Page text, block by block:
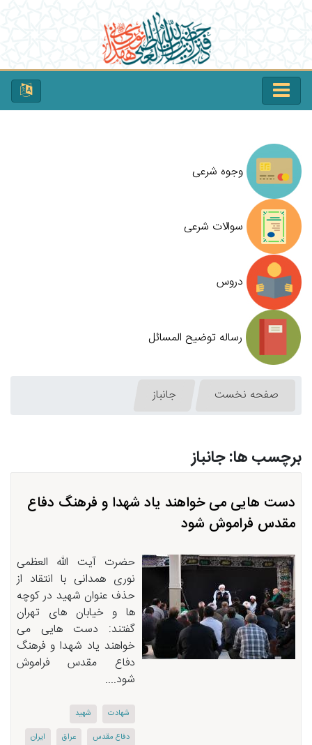
وجوه شرعی
سوالات شرعی
دروس
رساله توضیح المسائل
صفحه نخست جانباز
برچسب ها: جانباز
دست هایی می خواهند یاد شهدا و فرهنگ دفاع
مقدس فراموش شود
حضرت آیت الله العظمی
نوری همدانی با انتقاد از
حذف عنوان شهید در کوچه
ها و خیابان های تهران
گفتند: دست هایی می
خواهند یاد شهدا و فرهنگ
دفاع مقدس فراموش
شود....
شهادت
شهید
دفاع مقدس
عراق
ایران